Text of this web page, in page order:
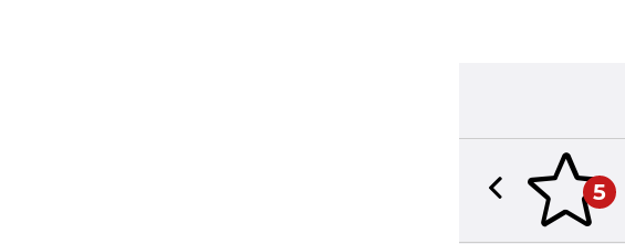
5
Previous slide